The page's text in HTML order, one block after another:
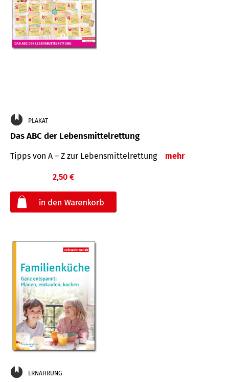
PLAKAT
Das ABC der Lebensmittelrettung
Tipps von A – Z zur Lebensmittelrettung mehr
2,50 €
ERNÄHRUNG